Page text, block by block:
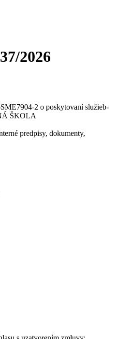
2026
2 o poskytovaní služieb-
ŠKOLA
predpisy, dokumenty,